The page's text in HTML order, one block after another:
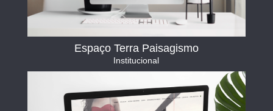
Espaço Terra Paisagismo
Institucional